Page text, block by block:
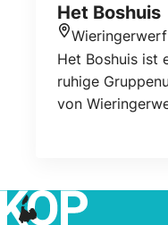
Het Boshuis
Standort
Wieringerwerf
Het Boshuis ist
ruhige
von
unsere Website
Instagram oder